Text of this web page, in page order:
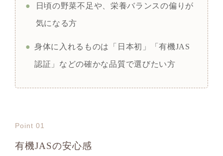
● 日頃の野菜不足や、栄養バランスの偏りが
気になる方
● 身体に入れるものは「日本初」「有機JAS
認証」などの確かな品質で選びたい方
Point 01
有機JASの安心感